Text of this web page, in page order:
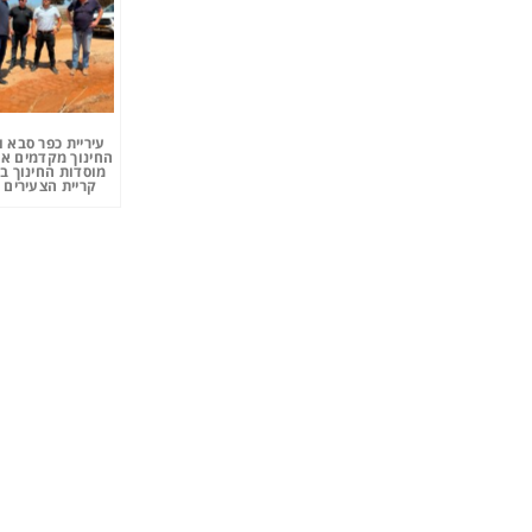
עיריית כפר
החינוך מקדמים
מוסדות החינוך
קריית